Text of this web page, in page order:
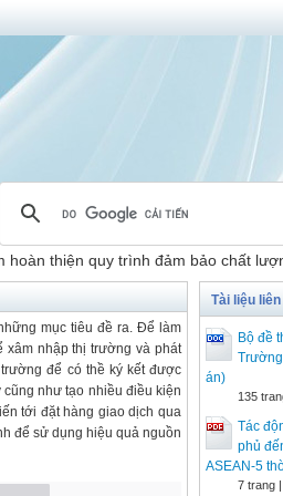
hoàn thiện quy trình đảm bảo chất
mục tiêu đề ra. Để làm
nhập thị trường và phát
để có thề ký kết được
như tạo nhiều điều kiện
tới đặt hàng giao dịch qua
để sử dụng hiệu quả nguồn
Tài liệu
Bộ đề
án)
135
Tác
phủ
ASEAN-5
7 trang